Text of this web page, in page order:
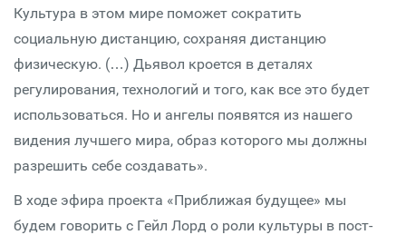
Культура в этом мире поможет сократить
социальную дистанцию, сохраняя дистанцию
физическую. (…) Дьявол кроется в деталях
регулирования, технологий и того, как все это будет
использоваться. Но и ангелы появятся из нашего
видения лучшего мира, образ которого мы должны
разрешить себе создавать».
В ходе эфира проекта «Приближая будущее» мы
будем говорить с Гейл Лорд о роли культуры в пост-